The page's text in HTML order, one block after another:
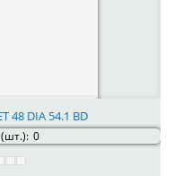
48 DIA 54.1 BD
0